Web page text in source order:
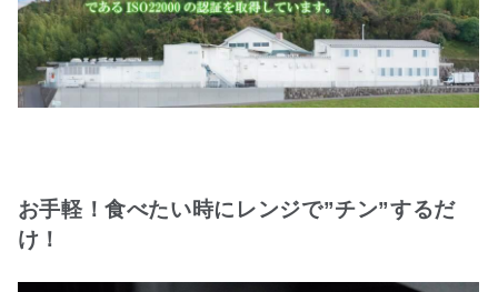
お手軽！食べたい時にレンジで”チン”するだ
け！